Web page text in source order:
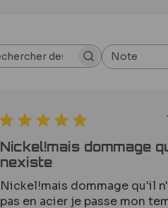
Rechercher Note
Toutes les évaluations
Nickel!mais dommage
nexiste
Nickel!mais dommage qu'il
pas en acier je passe mon